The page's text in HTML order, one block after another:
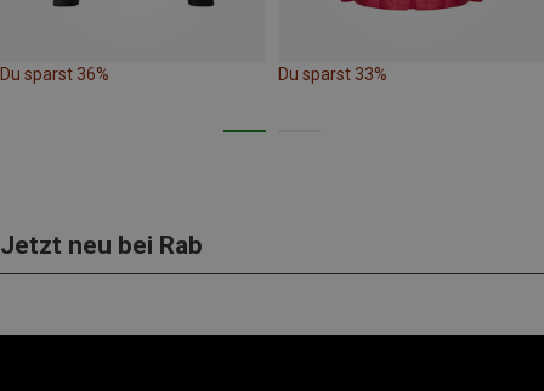
Du sparst 36% Du sparst 33%
Jetzt neu bei Rab